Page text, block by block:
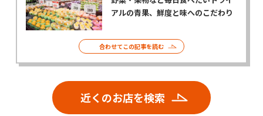
アルの青果、鮮度と味へのこだわり
合わせてこの記事を読む
近くのお店を検索